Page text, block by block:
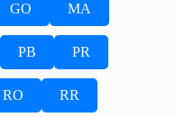
GO MA
PB PR
RO RR